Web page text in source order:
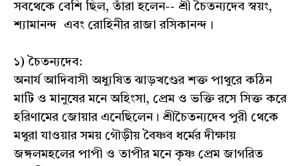
সবথেকে বেশি ছিল, তাঁরা হলেন-- শ্রী চৈতন্যদেব স্বয়ং,
শ্যামানন্দ এবং রোহিনীর রাজা রসিকানন্দ।
১) চৈতন্যদেব:
অনার্য আদিবাসী অধ্যুষিত ঝাড়খণ্ডের শক্ত পাথুরে কঠিন
মাটি ও মানুষের মনে অহিংসা, প্রেম ও ভক্তি রসে সিক্ত করে
হরিণামের জোয়ার এনেছিলেন। শ্রীচৈতন্যদেব পুরী থেকে
মথুরা যাওয়ার সময় গৌড়ীয় বৈষ্ণব ধর্মের দীক্ষায়
জঙ্গলমহলের পাপী ও তাপীর মনে কৃষ্ণ প্রেম জাগরিত